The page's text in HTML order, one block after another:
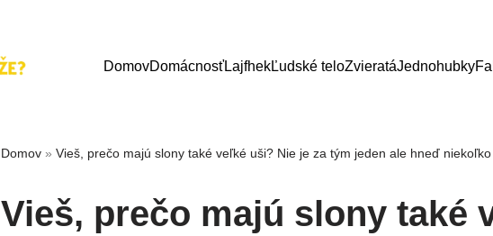
DomovDomácnosťLajfhekĽudské teloZvieratáJednohubky
Domov » Vieš, prečo majú slony také veľké uši? Nie je za tým jeden ale hneď
Vieš, prečo majú slony také